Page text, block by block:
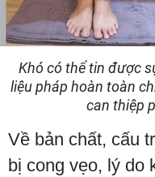
Khó có thể tin được
liệu pháp hoàn toàn
can thiệp
Về bản chất, cấu
bị cong vẹo, lý do